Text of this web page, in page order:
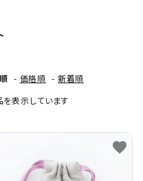
録
search
- 価格順 - 新着順
表示しています
favorite